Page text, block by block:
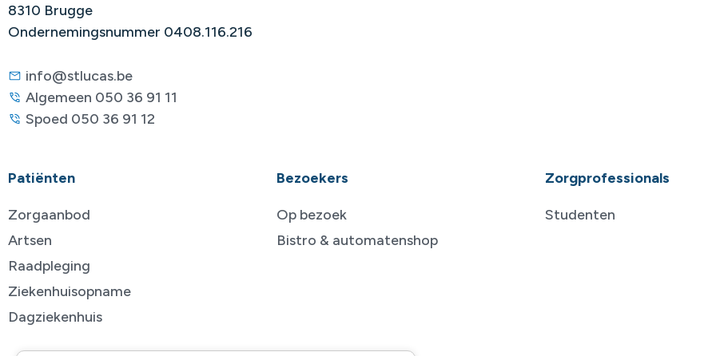
8310 Brugge
Ondernemingsnummer 0408.116.216
info@stlucas.be
Algemeen 050 36 91 11
Spoed 050 36 91 12
Patiënten
Zorgaanbod
Artsen
Raadpleging
Ziekenhuisopname
Dagziekenhuis
Bezoekers
Op bezoek
Bistro & automatenshop
Zorgprofessionals
Studenten